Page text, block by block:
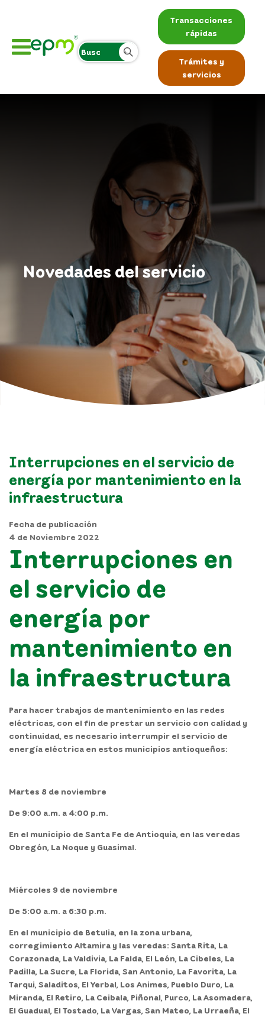
Transacciones
rápidas
Trámites y
servicios
Novedades del servicio
Interrupciones en el servicio de
energía por mantenimiento en la
infraestructura
Fecha de publicación
4 de Noviembre 2022
Interrupciones en
el servicio de
energía por
mantenimiento en
la infraestructura
Para hacer trabajos de mantenimiento en las redes
eléctricas, con el fin de prestar un servicio con calidad y
continuidad, es necesario interrumpir el servicio de
energía eléctrica en estos municipios antioqueños:
Martes 8 de noviembre
De 9:00 a.m. a 4:00 p.m.
En el municipio de Santa Fe de Antioquia, en las veredas
Obregón, La Noque y Guasimal.
Miércoles 9 de noviembre
De 5:00 a.m. a 6:30 p.m.
En el municipio de Betulia, en la zona urbana,
corregimiento Altamira y las veredas: Santa Rita, La
Corazonada, La Valdivia, La Falda, El León, La Cibeles, La
Padilla, La Sucre, La Florida, San Antonio, La Favorita, La
Tarqui, Saladitos, El Yerbal, Los Animes, Pueblo Duro, La
Miranda, El Retiro, La Ceibala, Piñonal, Purco, La Asomadera,
El Guadual, El Tostado, La Vargas, San Mateo, La Urraeña, El